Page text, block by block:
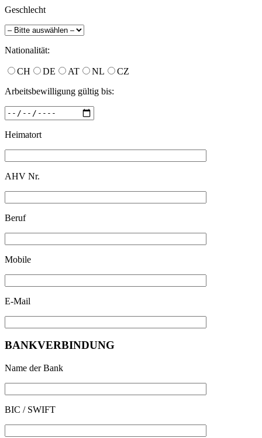
Geschlecht
Nationalität:
CH DE AT NL
CZ
Arbeitsbewilligung gültig bis:
Heimatort
AHV Nr.
Beruf
Mobile
E-Mail
BANKVERBINDUNG
Name der Bank
BIC / SWIFT